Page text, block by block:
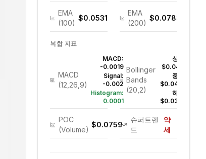
EMA
(100)
$0.0531
EMA
(200)
$0.0788
복합 지표
MACD
(12,26,9)
MACD:
-0.0019
Signal:
-0.002
Histogram:
0.0001
Bollinger
Bands
(20,2)
상단:
$0.0471
중간:
$0.0430
하단:
$0.0390
POC
(Volume)
$0.0759
슈퍼트렌
드
약
세